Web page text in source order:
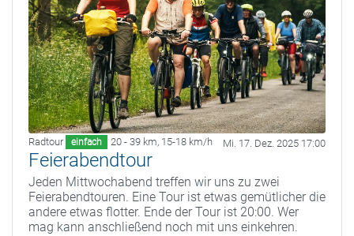
Radtour einfach 20 - 39 km, 15-18 km/h Mi. 17. Dez. 2025 17:00
Feierabendtour
Jeden Mittwochabend treffen wir uns zu zwei
Feierabendtouren. Eine Tour ist etwas gemütlicher die
andere etwas flotter. Ende der Tour ist 20:00. Wer
mag kann anschließend noch mit uns einkehren.